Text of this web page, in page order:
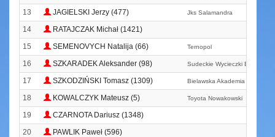
13 JAGIELSKI Jerzy (477) Jks Salamandra
14
RATAJCZAK Michał (1421)
15
SEMENOVYCH Natalija (66) Ternopol
16 SZKARADEK Aleksander (98) Sudeckie Wycieczki Biegowe
17 SZKODZIŃSKI Tomasz (1309) Bielawska Akademia Biegania
18 KOWALCZYK Mateusz (5) Toyota Nowakowski
19
CZARNOTA Dariusz (1348)
20
PAWLIK Paweł (596)